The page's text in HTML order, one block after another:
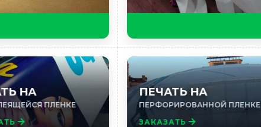
НА
ПЛЕНКЕ
ПЕЧАТЬ НА
ПЕРФОРИРОВАННОЙ ПЛЕНКЕ
ЗАКАЗАТЬ